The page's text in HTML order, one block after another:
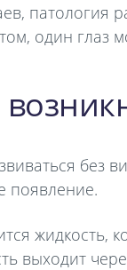
патология
один глаз
без
появление.
жидкость,
выходит